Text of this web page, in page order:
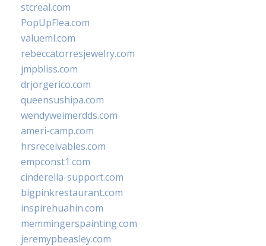
stcreal.com
PopUpFlea.com
valueml.com
rebeccatorresjewelry.com
jmpbliss.com
drjorgerico.com
queensushipa.com
wendyweimerdds.com
ameri-camp.com
hrsreceivables.com
empconst1.com
cinderella-support.com
bigpinkrestaurant.com
inspirehuahin.com
memmingerspainting.com
jeremypbeasley.com